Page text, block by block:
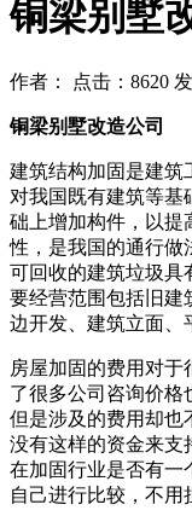
铜梁别墅
作者： 点击：8620
铜梁别墅改造公司
建筑结构加固是建筑
对我国既有建筑等基
础上增加构件，以提
性，是我国的通行做
可回收的建筑垃圾具
要经营范围包括旧建
边开发、建筑立面、
房屋加固的费用对
了很多公司咨询价格
但是涉及的费用却也
没有这样的资金来支
在加固行业是否有一
自己进行比较，不用